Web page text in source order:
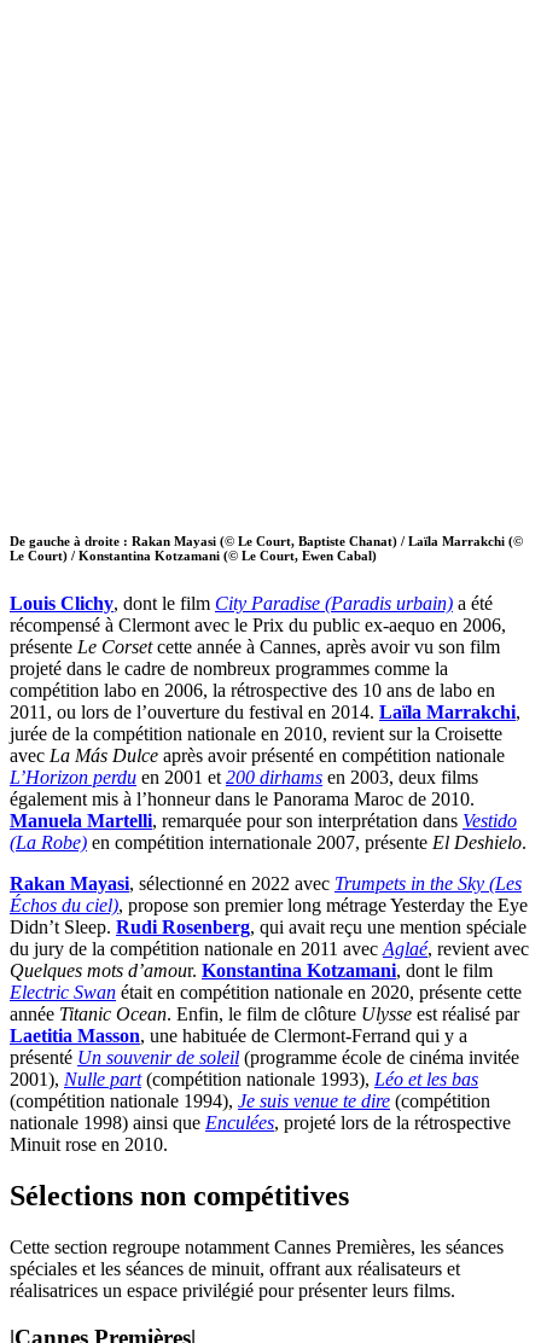
De gauche à droite : Rakan Mayasi (© Le Court, Baptiste Chanat) / Laïla Marrakchi (©
Le Court) / Konstantina Kotzamani (© Le Court, Ewen Cabal)
Louis Clichy, dont le film City Paradise (Paradis urbain) a été
récompensé à Clermont avec le Prix du public ex-aequo en 2006,
présente Le Corsetcette année à Cannes, après avoir vu son film
projeté dans le cadre de nombreux programmes comme la
compétition labo en 2006, la rétrospective des 10 ans de labo en
2011, ou lors de l’ouverture du festival en 2014. Laïla Marrakchi,
jurée de la compétition nationale en 2010, revient sur la Croisette
avec La Más Dulce après avoir présenté en compétition nationale
L’Horizon perdu en 2001 et 200 dirhams en 2003, deux films
également mis à l’honneur dans le Panorama Maroc de 2010.
Manuela Martelli, remarquée pour son interprétation dans Vestido
(La Robe) en compétition internationale 2007, présente El Deshielo.
Rakan Mayasi, sélectionné en 2022 avec Trumpets in the Sky (Les
Échos du ciel), propose son premier long métrage Yesterday the Eye
Didn’t Sleep. Rudi Rosenberg, qui avait reçu une mention spéciale
du jury de la compétition nationale en 2011 avec Aglaé, revient avec
Quelques mots d’amour. Konstantina Kotzamani, dont le film
Electric Swan était en compétition nationale en 2020, présente cette
année Titanic Ocean. Enfin, le film de clôture Ulysse est réalisé par
Laetitia Masson, une habituée de Clermont-Ferrand qui y a
présenté Un souvenir de soleil (programme école de cinéma invitée
2001), Nulle part(compétition nationale 1993), Léo et les bas
(compétition nationale 1994), Je suis venue te dire (compétition
nationale 1998) ainsi que Enculées, projeté lors de la rétrospective
Minuit rose en 2010.
Sélections non compétitives
Cette section regroupe notamment Cannes Premières, les séances
spéciales et les séances de minuit, offrant aux réalisateurs et
réalisatrices un espace privilégié pour présenter leurs films.
|Cannes Premières|